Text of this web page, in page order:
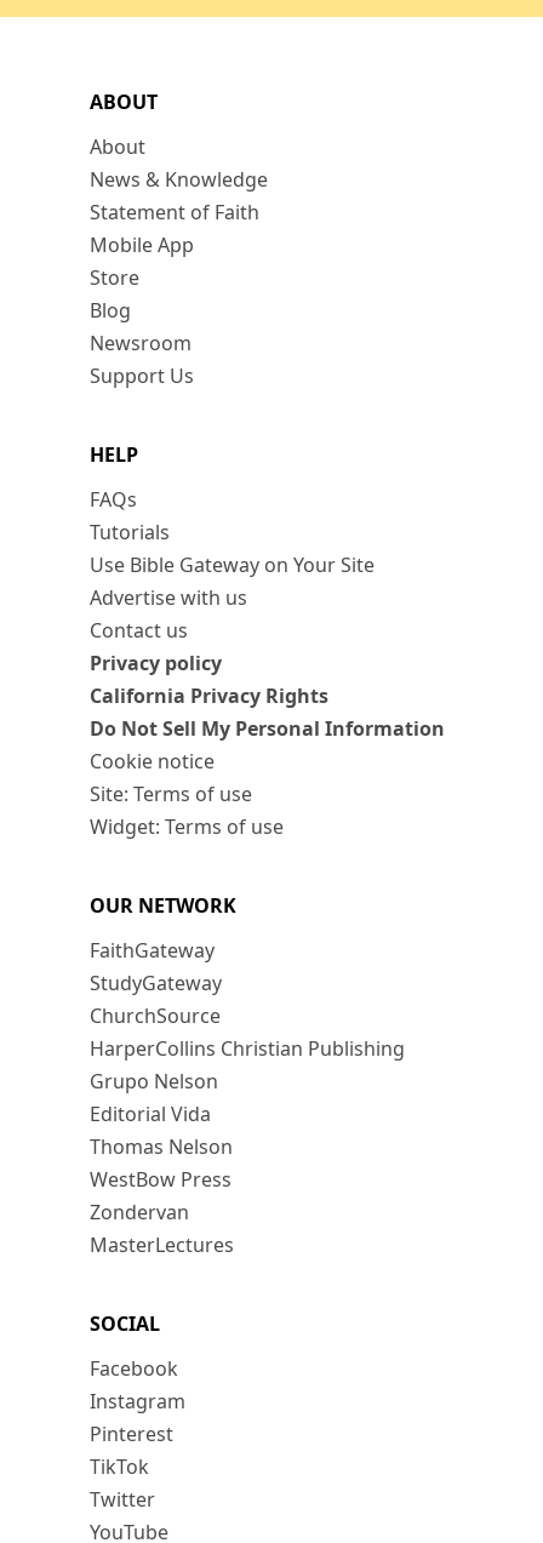
ABOUT
About
News & Knowledge
Statement of Faith
Mobile App
Store
Blog
Newsroom
Support Us
HELP
FAQs
Tutorials
Use Bible Gateway on Your Site
Advertise with us
Contact us
Privacy policy
California Privacy Rights
Do Not Sell My Personal Information
Cookie notice
Site: Terms of use
Widget: Terms of use
OUR NETWORK
FaithGateway
StudyGateway
ChurchSource
HarperCollins Christian Publishing
Grupo Nelson
Editorial Vida
Thomas Nelson
WestBow Press
Zondervan
MasterLectures
SOCIAL
Facebook
Instagram
Pinterest
TikTok
Twitter
YouTube